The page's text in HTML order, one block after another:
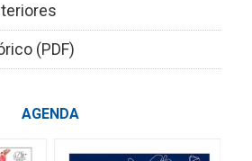
(PDF)
AGENDA